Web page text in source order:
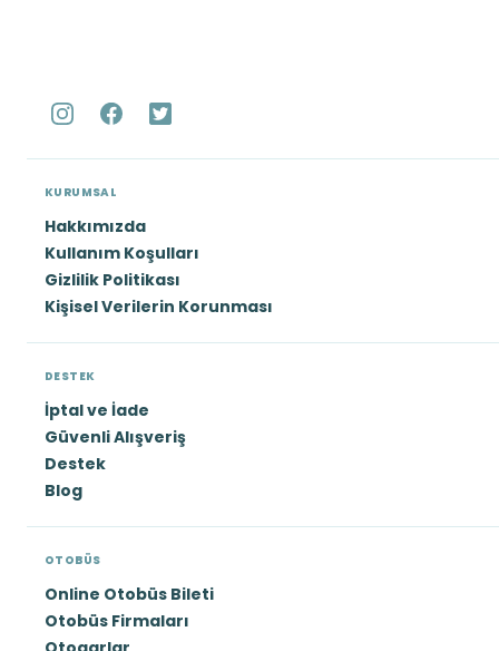
KURUMSAL
Hakkımızda
Kullanım Koşulları
Gizlilik Politikası
Kişisel Verilerin Korunması
DESTEK
İptal ve İade
Güvenli Alışveriş
Destek
Blog
OTOBÜS
Online Otobüs Bileti
Otobüs Firmaları